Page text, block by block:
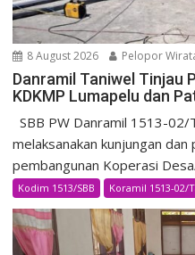
8 August 2026 Pelopor
Danramil Taniwel Tinjau
KDKMP Lumapelu dan
SBB PW Danramil 1513-
melaksanakan kunjungan
pembangunan Koperasi
Kodim 1513/SBB Koramil 1513-02/